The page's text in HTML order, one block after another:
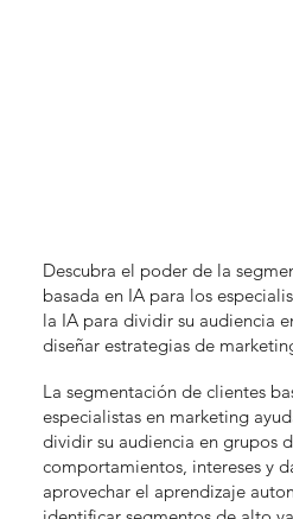
Descubra el poder de la
basada en IA para los
la IA para dividir su audiencia
diseñar estrategias de
La segmentación de clientes
especialistas en marketing
dividir su audiencia en grupos
comportamientos, intereses y
aprovechar el aprendizaje